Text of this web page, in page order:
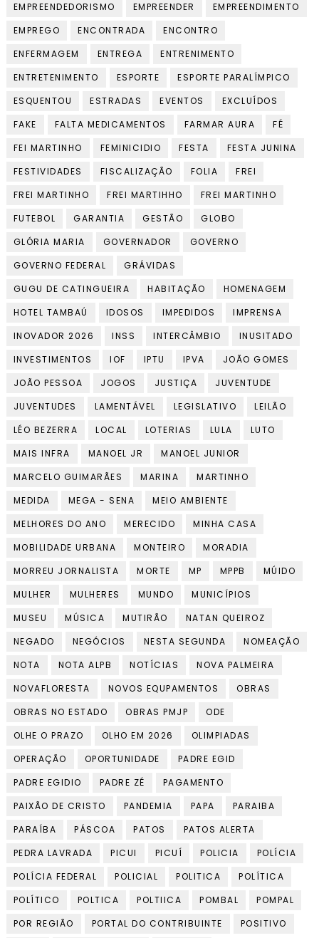
EMPREENDEDORISMO
EMPREENDER
EMPREENDIMENTO
EMPREGO
ENCONTRADA
ENCONTRO
ENFERMAGEM
ENTREGA
ENTRENIMENTO
ENTRETENIMENTO
ESPORTE
ESPORTE PARALÍMPICO
ESQUENTOU
ESTRADAS EVENTOS
EXCLUÍDOS
FAKE
FALTA MEDICAMENTOS FARMAR AURA
FÉ
FEI MARTINHO
FEMINICIDIO FESTA
FESTA JUNINA
FESTIVIDADES
FISCALIZAÇÃO FOLIA
FREI
FREI MARTINHO
FREI MARTIHHO
FREI MARTINHO
FUTEBOL
GARANTIA GESTÃO
GLOBO
GLÓRIA MARIA
GOVERNADOR
GOVERNO
GOVERNO FEDERAL
GRÁVIDAS
GUGU DE CATINGUEIRA
HABITAÇÃO
HOMENAGEM
HOTEL TAMBAÚ
IDOSOS IMPEDIDOS
IMPRENSA
INOVADOR 2026
INSS INTERCÂMBIO
INUSITADO
INVESTIMENTOS
IOF IPTU IPVA
JOÃO GOMES
JOÃO PESSOA
JOGOS JUSTIÇA
JUVENTUDE
JUVENTUDES
LAMENTÁVEL LEGISLATIVO
LEILÃO
LÉO BEZERRA
LOCAL LOTERIAS LULA
LUTO
MAIS INFRA
MANOEL JR
MANOEL JUNIOR
MARCELO GUIMARÃES
MARINA
MARTINHO
MEDIDA
MEGA - SENA
MEIO AMBIENTE
MELHORES DO ANO
MERECIDO
MINHA CASA
MOBILIDADE URBANA
MONTEIRO
MORADIA
MORREU JORNALISTA
MORTE MP MPPB
MÚIDO
MULHER
MULHERES MUNDO
MUNICÍPIOS
MUSEU
MÚSICA MUTIRÃO
NATAN QUEIROZ
NEGADO
NEGÓCIOS NESTA SEGUNDA
NOMEAÇÃO
NOTA
NOTA ALPB NOTÍCIAS
NOVA PALMEIRA
NOVAFLORESTA
NOVOS EQUPAMENTOS
OBRAS
OBRAS NO ESTADO
OBRAS PMJP
ODE
OLHE O PRAZO
OLHO EM 2026
OLIMPIADAS
OPERAÇÃO
OPORTUNIDADE
PADRE EGID
PADRE EGIDIO
PADRE ZÉ
PAGAMENTO
PAIXÃO DE CRISTO
PANDEMIA PAPA
PARAIBA
PARAÍBA
PÁSCOA PATOS
PATOS ALERTA
PEDRA LAVRADA
PICUI PICUÍ POLICIA
POLÍCIA
POLÍCIA FEDERAL
POLICIAL POLITICA
POLÍTICA
POLÍTICO
POLTICA POLTIICA POMBAL
POMPAL
POR REGIÃO
PORTAL DO CONTRIBUINTE
POSITIVO